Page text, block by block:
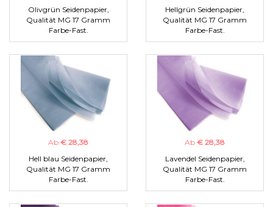
Olivgrün Seidenpapier,
Qualität MG 17 Gramm
Farbe-Fast.
Hellgrün Seidenpapier,
Qualität MG 17 Gramm
Farbe-Fast.
Ab € 28,38
Hell blau Seidenpapier,
Qualität MG 17 Gramm
Farbe-Fast.
Ab € 28,38
Lavendel Seidenpapier,
Qualität MG 17 Gramm
Farbe-Fast.